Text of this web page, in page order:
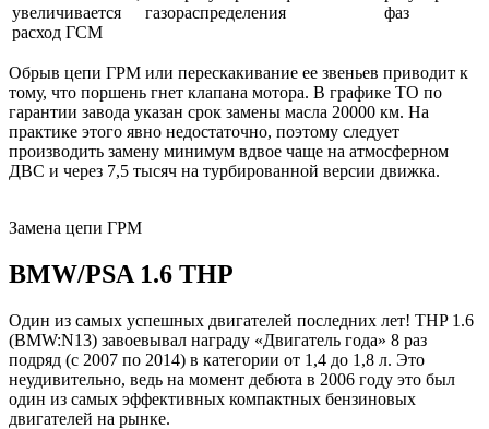
увеличивается
расход ГСМ
газораспределения
фаз
Обрыв цепи ГРМ или перескакивание ее звеньев приводит к
тому, что поршень гнет клапана мотора. В графике ТО по
гарантии завода указан срок замены масла 20000 км. На
практике этого явно недостаточно, поэтому следует
производить замену минимум вдвое чаще на атмосферном
ДВС и через 7,5 тысяч на турбированной версии движка.
Замена цепи ГРМ
BMW/PSA 1.6 THP
Один из самых успешных двигателей последних лет! THP 1.6
(BMW:N13) завоевывал награду «Двигатель года» 8 раз
подряд (с 2007 по 2014) в категории от 1,4 до 1,8 л. Это
неудивительно, ведь на момент дебюта в 2006 году это был
один из самых эффективных компактных бензиновых
двигателей на рынке.